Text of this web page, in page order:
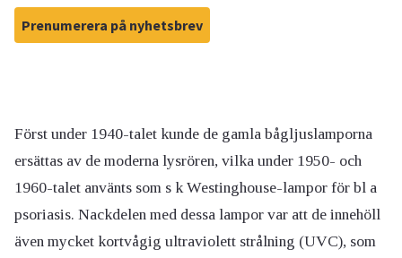
Prenumerera på nyhetsbrev
Först under 1940-talet kunde de gamla bågljuslamporna
ersättas av de moderna lysrören, vilka under 1950- och
1960-talet använts som s k Westinghouse-lampor för bl a
psoriasis. Nackdelen med dessa lampor var att de innehöll
även mycket kortvågig ultraviolett strålning (UVC), som